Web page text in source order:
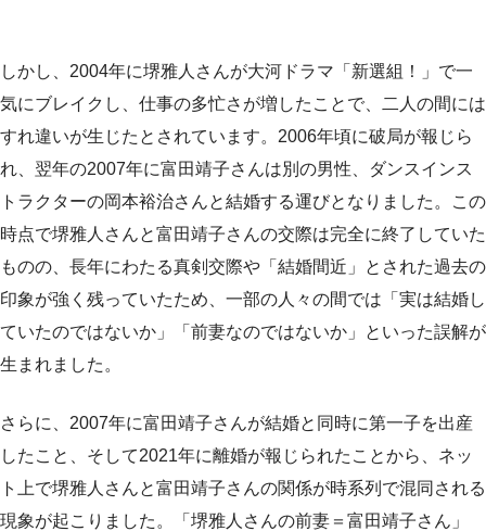
しかし、2004年に堺雅人さんが大河ドラマ「新選組！」で一
気にブレイクし、仕事の多忙さが増したことで、二人の間には
すれ違いが生じたとされています。2006年頃に破局が報じら
れ、翌年の2007年に富田靖子さんは別の男性、ダンスインス
トラクターの岡本裕治さんと結婚する運びとなりました。この
時点で堺雅人さんと富田靖子さんの交際は完全に終了していた
ものの、長年にわたる真剣交際や「結婚間近」とされた過去の
印象が強く残っていたため、一部の人々の間では「実は結婚し
ていたのではないか」「前妻なのではないか」といった誤解が
生まれました。
さらに、2007年に富田靖子さんが結婚と同時に第一子を出産
したこと、そして2021年に離婚が報じられたことから、ネッ
ト上で堺雅人さんと富田靖子さんの関係が時系列で混同される
現象が起こりました。「堺雅人さんの前妻＝富田靖子さん」